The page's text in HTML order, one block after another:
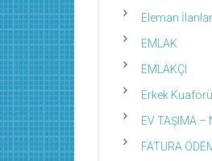
Eleman
EMLAK
EMLAKÇI
Erkek Kuaförü
EV TAŞIMA –
FATURA